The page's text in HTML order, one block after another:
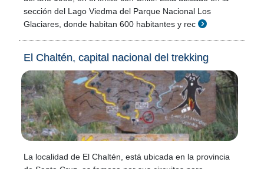
sección del Lago Viedma del Parque Nacional Los
Glaciares, donde habitan 600 habitantes y rec
El Chaltén, capital nacional del trekking
La localidad de El Chaltén, está ubicada en la provincia